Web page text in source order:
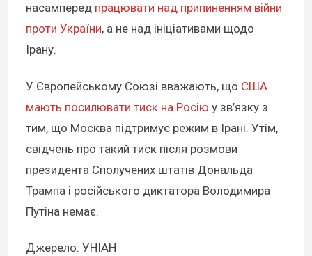
насамперед працювати над припиненням війни
проти України, а не над ініціативами щодо
Ірану.
У Європейському Союзі вважають, що США
мають посилювати тиск на Росію у зв’язку з
тим, що Москва підтримує режим в Ірані. Утім,
свідчень про такий тиск після розмови
президента Сполучених штатів Дональда
Трампа і російського диктатора Володимира
Путіна немає.
Джерело: УНІАН